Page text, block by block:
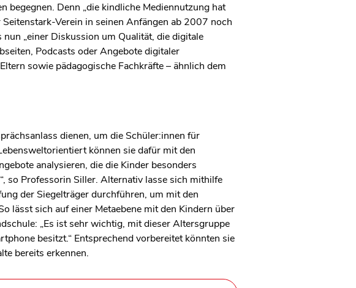
Denn „die kindliche Mediennutzung hat
Verein in seinen Anfängen ab 2007 noch
„einer Diskussion um Qualität, die digitale
Podcasts oder Angebote digitaler
sowie pädagogische Fachkräfte – ähnlich dem
dienen, um die Schüler:innen für
können sie dafür mit den
analysieren, die die Kinder besonders
so Professorin Siller. Alternativ lasse sich mithilfe
der Siegelträger durchführen, um mit den
lässt sich auf einer Metaebene mit den Kindern über
„Es ist sehr wichtig, mit dieser Altersgruppe
besitzt.“ Entsprechend vorbereitet könnten sie
bereits erkennen.